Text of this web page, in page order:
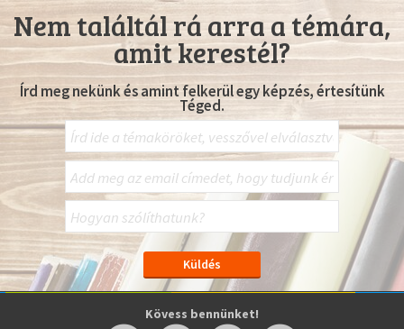
Nem találtál rá arra a témára,
amit kerestél?
Írd meg nekünk és amint felkerül egy képzés, értesítünk
Téged.
Kövess bennünket!